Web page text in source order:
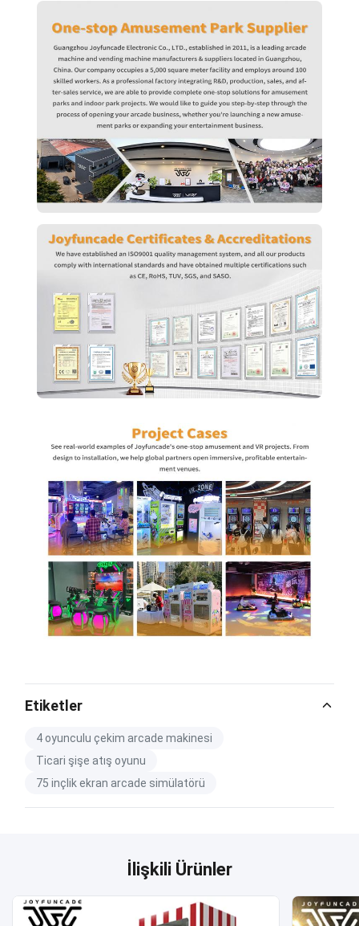
Etiketler
4 oyunculu çekim arcade makinesi
Ticari şişe atış oyunu
75 inçlik ekran arcade simülatörü
İlişkili Ürünler